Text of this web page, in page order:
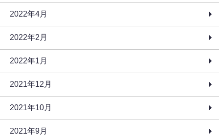
2022年4月
2022年2月
2022年1月
2021年12月
2021年10月
2021年9月